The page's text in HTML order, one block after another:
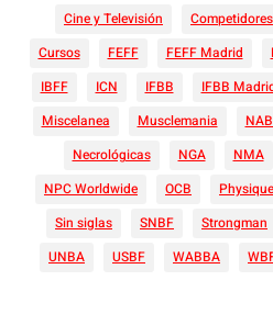
Cine y Televisión
Competidores
Cursos
FEFF FEFF Madrid
IBFF
ICN IFBB IFBB
Miscelanea
Musclemania
Necrológicas
NGA NMA
NPC Worldwide
OCB
Sin siglas
SNBF Strongman
UNBA
USBF WABBA